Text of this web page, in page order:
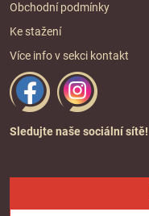
Obchodní podmínky
Ke stažení
Více info v sekci kontakt
Sledujte naše sociální sítě!